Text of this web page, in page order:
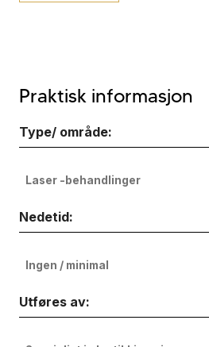
Praktisk informasjon
Type/ område:
Laser -behandlinger
Nedetid:
Ingen / minimal
Utføres av: